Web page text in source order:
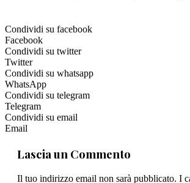
Condividi su facebook
Facebook
Condividi su twitter
Twitter
Condividi su whatsapp
WhatsApp
Condividi su telegram
Telegram
Condividi su email
Email
Lascia un Commento
Il tuo indirizzo email non sarà pubblicato. I